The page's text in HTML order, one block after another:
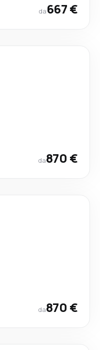
da667 €
da870 €
da870 €